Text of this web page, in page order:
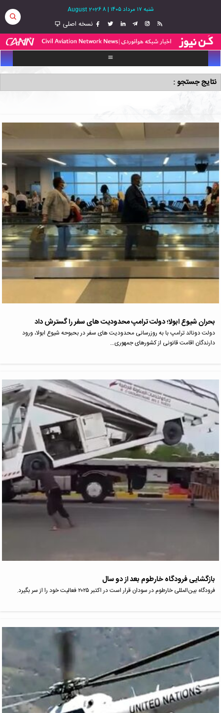
شنبه ۱۷ مرداد ۱۴۰۵ |
8 August 2026
نسخه اصلی
نتایج جستجو :
بحران شیوع ابولا؛ دولت ترامپ محدودیت های سفر را گسترش داد
دولت دونالد ترامپ با به روزرسانی محدودیت های سفر در بحبوحه شیوع ابولا، ورود
دارندگان اقامت قانونی از کشورهای جمهوری…
بازگشایی فرودگاه خارطوم بعد از دو سال
فرودگاه بین‌المللی خارطوم در سودان قرار است در اکتبر ۲۰۲۵ فعالیت خود را از سر بگیرد.